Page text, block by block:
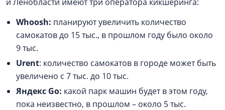
Whoosh: планируют увеличить количество
самокатов до 15 тыс., в прошлом году было около
9 тыс.
Urent: количество самокатов в городе может быть
увеличено с 7 тыс. до 10 тыс.
Яндекс Go: какой парк машин будет в этом году,
пока неизвестно, в прошлом – около 5 тыс.